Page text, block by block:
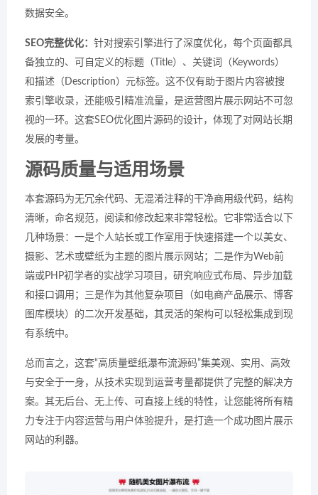
数据安全。
SEO完整优化： 针对搜索引擎进行了深度优化，每个页面都具
备独立的、可自定义的标题（Title）、关键词（Keywords）
和描述（Description）元标签。这不仅有助于图片内容被搜
索引擎收录，还能吸引精准流量，是运营图片展示网站不可忽
视的一环。这套SEO优化图片源码的设计，体现了对网站长期
发展的考量。
源码质量与适用场景
本套源码为无冗余代码、无混淆注释的干净商用级代码，结构
清晰，命名规范，阅读和修改起来非常轻松。它非常适合以下
几种场景：一是个人站长或工作室用于快速搭建一个以美女、
摄影、艺术或壁纸为主题的图片展示网站；二是作为Web前
端或PHP初学者的实战学习项目，研究响应式布局、异步加载
和接口调用；三是作为其他复杂项目（如电商产品展示、博客
图库模块）的二次开发基础，其灵活的架构可以轻松集成到现
有系统中。
总而言之，这套“高质量壁纸瀑布流源码”集美观、实用、高效
与安全于一身，从技术实现到运营考量都提供了完整的解决方
案。其无后台、无上传、可直接上线的特性，让您能将所有精
力专注于内容运营与用户体验提升，是打造一个成功图片展示
网站的利器。